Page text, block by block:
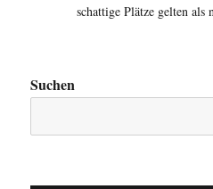
schattige Plätze gelten
Suchen